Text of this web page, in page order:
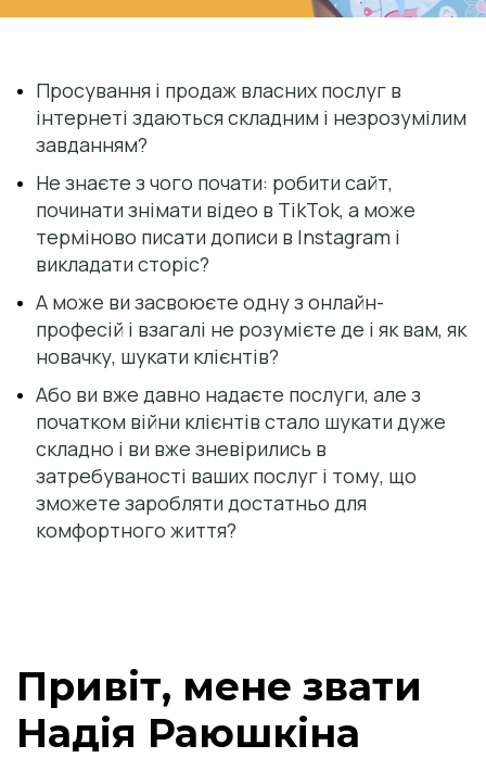
Просування і продаж власних послуг в
інтернеті здаються складним і незрозумілим
завданням?
Не знаєте з чого почати: робити сайт,
починати знімати відео в TikTok, а може
терміново писати дописи в Instagram і
викладати сторіс?
А може ви засвоюєте одну з онлайн-
професій і взагалі не розумієте де і як вам, як
новачку, шукати клієнтів?
Або ви вже давно надаєте послуги, але з
початком війни клієнтів стало шукати дуже
складно і ви вже зневірились в
затребуваності ваших послуг і тому, що
зможете заробляти достатньо для
комфортного життя?
Привіт, мене звати
Надія Раюшкіна